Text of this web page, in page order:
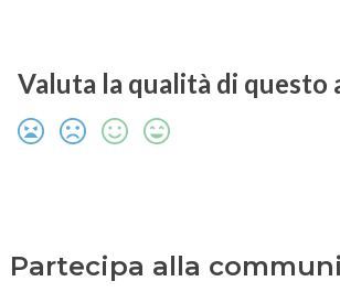
Valuta la qualità di questo
Partecipa alla